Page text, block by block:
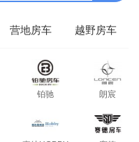
营地房车 越野房车
铂驰 朗宸